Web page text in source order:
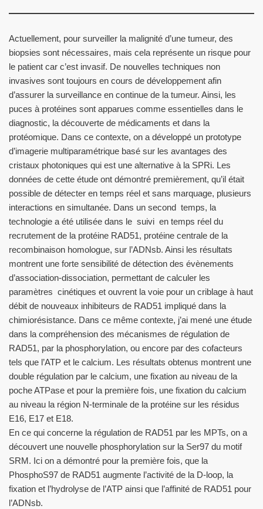
Actuellement, pour surveiller la malignité d’une tumeur, des
biopsies sont nécessaires, mais cela représente un risque pour
le patient car c’est invasif. De nouvelles techniques non
invasives sont toujours en cours de développement afin
d’assurer la surveillance en continue de la tumeur. Ainsi, les
puces à protéines sont apparues comme essentielles dans le
diagnostic, la découverte de médicaments et dans la
protéomique. Dans ce contexte, on a développé un prototype
d’imagerie multiparamétrique basé sur les avantages des
cristaux photoniques qui est une alternative à la SPRi. Les
données de cette étude ont démontré premièrement, qu’il était
possible de détecter en temps réel et sans marquage, plusieurs
interactions en simultanée. Dans un second temps, la
technologie a été utilisée dans le suivi en temps réel du
recrutement de la protéine RAD51, protéine centrale de la
recombinaison homologue, sur l’ADNsb. Ainsi les résultats
montrent une forte sensibilité de détection des évènements
d’association-dissociation, permettant de calculer les
paramètres cinétiques et ouvrent la voie pour un criblage à haut
débit de nouveaux inhibiteurs de RAD51 impliqué dans la
chimiorésistance. Dans ce même contexte, j’ai mené une étude
dans la compréhension des mécanismes de régulation de
RAD51, par la phosphorylation, ou encore par des cofacteurs
tels que l’ATP et le calcium. Les résultats obtenus montrent une
double régulation par le calcium, une fixation au niveau de la
poche ATPase et pour la première fois, une fixation du calcium
au niveau la région N-terminale de la protéine sur les résidus
E16, E17 et E18.
En ce qui concerne la régulation de RAD51 par les MPTs, on a
découvert une nouvelle phosphorylation sur la Ser97 du motif
SRM. Ici on a démontré pour la première fois, que la
PhosphoS97 de RAD51 augmente l’activité de la D-loop, la
fixation et l’hydrolyse de l’ATP ainsi que l’affinité de RAD51 pour
l’ADNsb.